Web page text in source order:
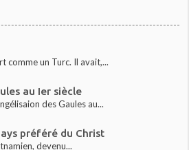
un Turc. Il avait,...
au Ier siècle
des Gaules au...
préféré du Christ
devenu...